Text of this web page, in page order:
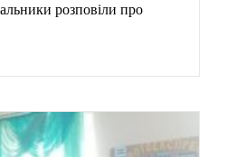
розповіли про